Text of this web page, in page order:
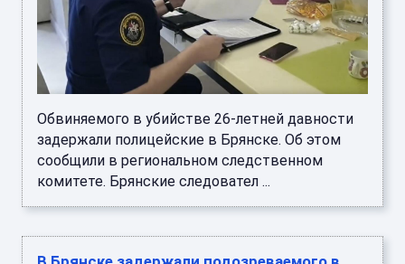
Обвиняемого в убийстве 26-летней давности
задержали полицейские в Брянске. Об этом
сообщили в региональном следственном
комитете. Брянские следовател ...